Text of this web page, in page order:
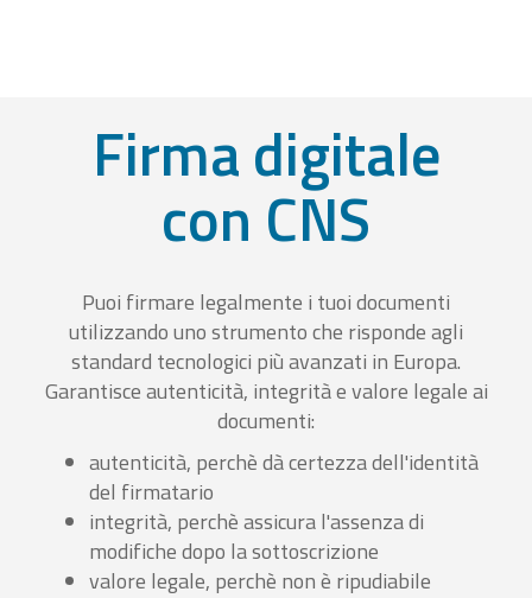
Firma digitale
con CNS
Puoi firmare legalmente i tuoi documenti
utilizzando uno strumento che risponde agli
standard tecnologici più avanzati in Europa.
Garantisce autenticità, integrità e valore legale ai
documenti:
autenticità, perchè dà certezza dell'identità
del firmatario
integrità, perchè assicura l'assenza di
modifiche dopo la sottoscrizione
valore legale, perchè non è ripudiabile